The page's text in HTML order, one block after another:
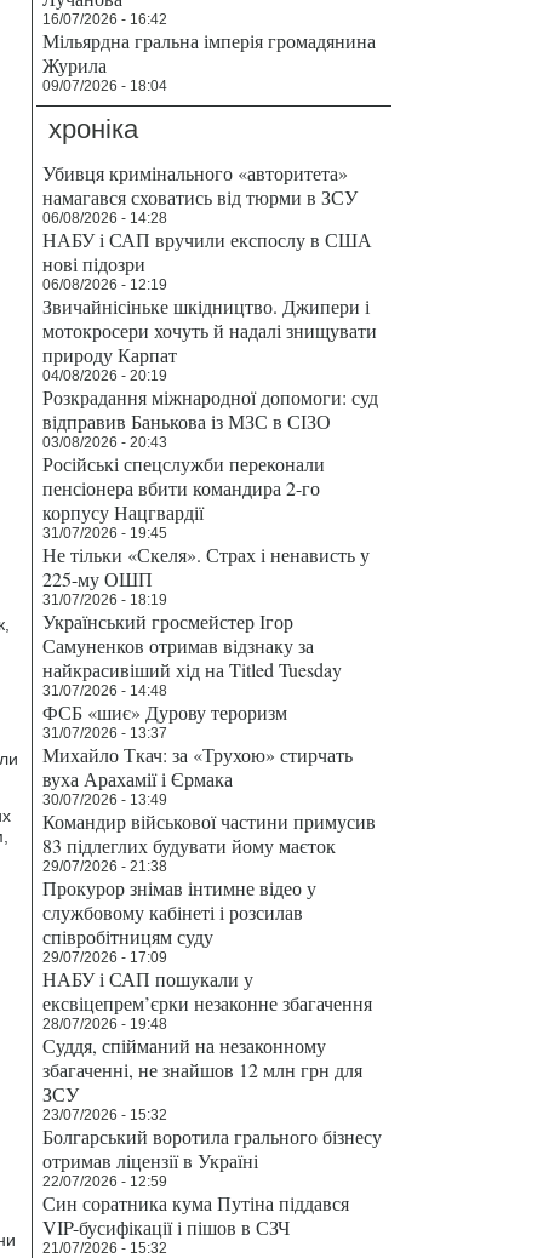
16/07/2026 - 16:42
Мільярдна гральна імперія громадянина
Журила
09/07/2026 - 18:04
хроніка
Убивця кримінального «авторитета»
намагався сховатись від тюрми в ЗСУ
06/08/2026 - 14:28
НАБУ і САП вручили експослу в США
нові підозри
06/08/2026 - 12:19
Звичайнісіньке шкідництво. Джипери і
мотокросери хочуть й надалі знищувати
природу Карпат
04/08/2026 - 20:19
Розкрадання міжнародної допомоги: суд
відправив Банькова із МЗС в СІЗО
03/08/2026 - 20:43
Російські спецслужби переконали
пенсіонера вбити командира 2-го
корпусу Нацгвардії
31/07/2026 - 19:45
Не тільки «Скеля». Страх і ненависть у
225-му ОШП
31/07/2026 - 18:19
Український гросмейстер Ігор
Самуненков отримав відзнаку за
найкрасивіший хід на Titled Tuesday
31/07/2026 - 14:48
ФСБ «шиє» Дурову тероризм
31/07/2026 - 13:37
Михайло Ткач: за «Трухою» стирчать
вуха Арахамії і Єрмака
30/07/2026 - 13:49
Командир військової частини примусив
83 підлеглих будувати йому маєток
29/07/2026 - 21:38
Прокурор знімав інтимне відео у
службовому кабінеті і розсилав
співробітницям суду
29/07/2026 - 17:09
НАБУ і САП пошукали у
ексвіцепрем’єрки незаконне збагачення
28/07/2026 - 19:48
Суддя, спійманий на незаконному
збагаченні, не знайшов 12 млн грн для
ЗСУ
23/07/2026 - 15:32
Болгарський воротила грального бізнесу
отримав ліцензії в Україні
22/07/2026 - 12:59
Син соратника кума Путіна піддався
VIP-бусифікації і пішов в СЗЧ
21/07/2026 - 15:32